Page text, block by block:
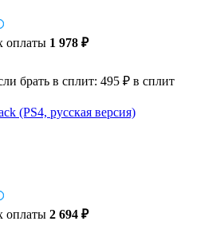
оплаты 1 978 ₽
брать в сплит: 495 ₽ в сплит
(PS4, русская версия)
оплаты 2 694 ₽